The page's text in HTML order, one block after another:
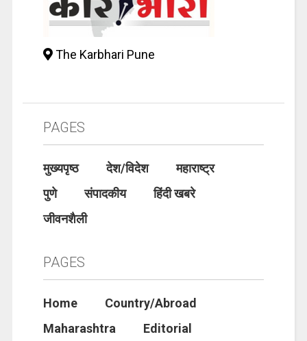
The Karbhari Pune
PAGES
मुख्यपृष्ठ देश/विदेश
महाराष्ट्र
पुणे
संपादकीय
हिंदी खबरे
जीवनशैली
PAGES
Home
Country/Abroad
Maharashtra
Editorial